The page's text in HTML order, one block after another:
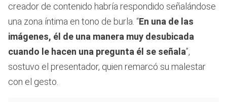
creador de contenido habría respondido señalándose
una zona íntima en tono de burla. “En una de las
imágenes, él de una manera muy desubicada
cuando le hacen una pregunta él se señala”,
sostuvo el presentador, quien remarcó su malestar
con el gesto.